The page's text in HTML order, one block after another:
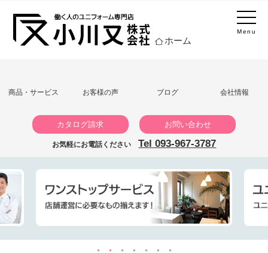
Menu
ホーム
商品・サービス お客様の声 ブログ 会社情報
カタログ請求 お問い合わせ
お気軽にお電話ください Tel 093-967-3787